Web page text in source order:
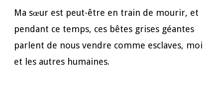
Ma sœur est peut-être en train de mourir, et
pendant ce temps, ces bêtes grises géantes
parlent de nous vendre comme esclaves, moi
et les autres humaines.